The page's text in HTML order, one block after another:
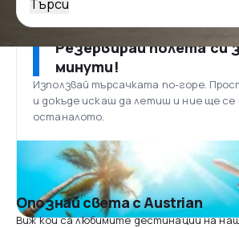
Търси
Резервирай полета си
минути!
Използвай търсачката по-горе.
и докъде искаш да летиш и ние ще се
останалото.
Опознай света с Austrian
Виж кои са любимите дестинации на